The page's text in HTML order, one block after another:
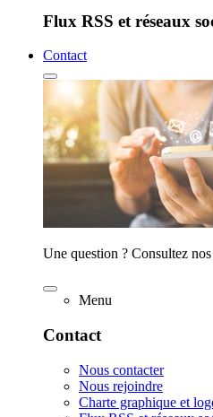
Flux RSS et réseaux
Contact
Une question ? Consultez
Menu
Contact
Nous contacter
Nous rejoindre
Charte graphique et